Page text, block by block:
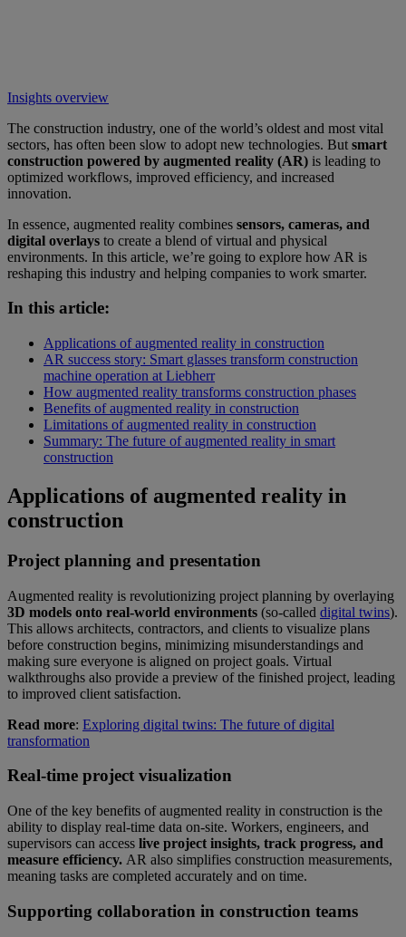
Insights overview
The construction industry, one of the world’s oldest and most vital
sectors, has often been slow to adopt new technologies. But smart
construction powered by augmented reality (AR) is leading to
optimized workflows, improved efficiency, and increased
innovation.
In essence, augmented reality combines sensors, cameras, and
digital overlays to create a blend of virtual and physical
environments. In this article, we’re going to explore how AR is
reshaping this industry and helping companies to work smarter.
In this article:
Applications of augmented reality in construction
AR success story: Smart glasses transform construction
machine operation at Liebherr
How augmented reality transforms construction phases
Benefits of augmented reality in construction
Limitations of augmented reality in construction
Summary: The future of augmented reality in smart
construction
Applications of augmented reality in
construction
Project planning and presentation
Augmented reality is revolutionizing project planning by overlaying
3D models onto real-world environments (so-called digital twins).
This allows architects, contractors, and clients to visualize plans
before construction begins, minimizing misunderstandings and
making sure everyone is aligned on project goals. Virtual
walkthroughs also provide a preview of the finished project, leading
to improved client satisfaction.
Read more: Exploring digital twins: The future of digital
transformation
Real-time project visualization
One of the key benefits of augmented reality in construction is the
ability to display real-time data on-site. Workers, engineers, and
supervisors can access live project insights, track progress, and
measure efficiency. AR also simplifies construction measurements,
meaning tasks are completed accurately and on time.
Supporting collaboration in construction teams